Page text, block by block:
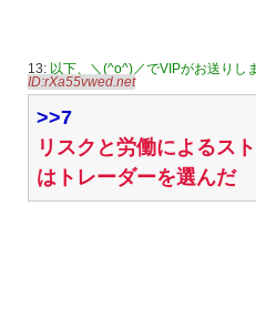
13: 以下、＼(^o^)／でVIPがお送りし
ID:rXa55vwed.net
>>7
リスクと労働によるス
はトレーダーを選んだ